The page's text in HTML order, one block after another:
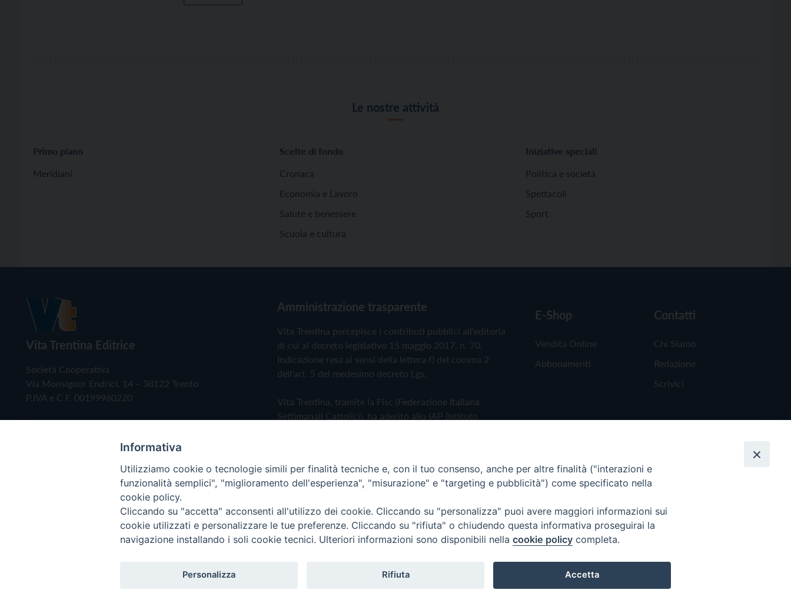
Le nostre attività
Primo piano
Meridiani
Scelte di fondo
Cronaca
Economia e Lavoro
Salute e benessere
Scuola e cultura
Iniziative speciali
Politica e società
Spettacoli
Sport
Vita Trentina Editrice
Società Cooperativa
Via Monsignor Endrici, 14 – 38122 Trento
P.IVA e C.F. 00199960220
Amministrazione trasparente
Vita Trentina percepisce i contributi pubblici all'editoria
di cui al decreto legislativo 15 maggio 2017, n. 70.
Indicazione resa ai sensi della lettera f) del comma 2
dell'art. 5 del medesimo decreto Lgs.
Vita Trentina, tramite la Fisc (Federazione Italiana
Settimanali Cattolici), ha aderito allo IAP (Istituto
Privacy Policy Cookie Policy
E-Shop
Vendita Online
Abbonamenti
Contatti
Chi Siamo
Redazione
Scrivici
Copyright © 2019 - Tutti i diritti riservati - Vita Trentina Editrice
Informativa
Utilizziamo cookie o tecnologie simili per finalità tecniche e, con il tuo consenso, anche per altre finalità ("interazioni e
funzionalità semplici", "miglioramento dell'esperienza", "misurazione" e "targeting e pubblicità") come specificato nella
cookie policy.
Cliccando su "accetta" acconsenti all'utilizzo dei cookie. Cliccando su "personalizza" puoi avere maggiori informazioni sui
cookie utilizzati e personalizzare le tue preferenze. Cliccando su "rifiuta" o chiudendo questa informativa proseguirai la
navigazione installando i soli cookie tecnici. Ulteriori informazioni sono disponibili nella cookie policy completa.
Personalizza Rifiuta Accetta